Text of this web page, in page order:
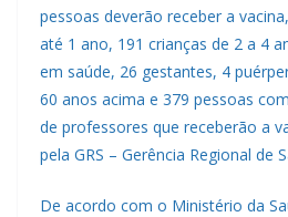
pessoas deverão receber a
até 1 ano, 191 crianças de 2 a 4
em saúde, 26 gestantes, 4
60 anos acima e 379 pessoas
de professores que receberão a
pela GRS – Gerência Regional de
De acordo com o Ministério da